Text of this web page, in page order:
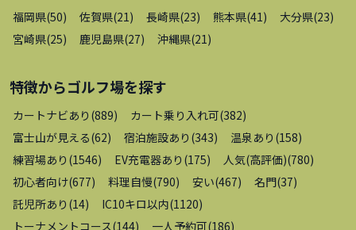
福岡県(50) 佐賀県(21 ) 長崎県(23) 熊本県(41 ) 大分県(23)
宮崎県(25) 鹿児島県(27) 沖縄県(21 )
特徴からゴルフ場を探す
カートナビあり (889) カート乗り入れ可(382)
富士山が見える(62) 宿泊施設あり (343) 温泉あり (158)
練習場あり (1546) EV充電器あり (175) 人気(高評価)(780)
初心者向け(677) 料理自慢(790) 安い(467) 名門(37)
託児所あり (14) IC10キロ以内(1120)
トーナメントコース(144) 一人予約可(186)